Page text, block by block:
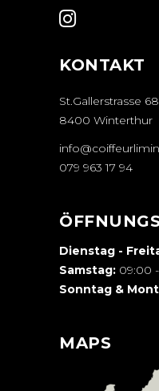
KONTAKT
St.Gallerstrasse 68
8400 Winterthur
079 963 17 94
Dienstag -
Samstag: 09:00
Sonntag &
MAPS